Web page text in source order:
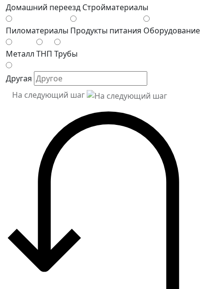
Домашний переезд Стройматериалы
Пиломатериалы Продукты питания Оборудование
Металл ТНП Трубы
Другая
На следующий шаг